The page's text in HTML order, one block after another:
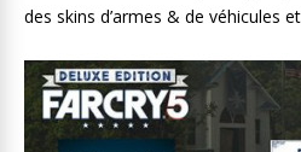
des skins d’armes & de véhicules